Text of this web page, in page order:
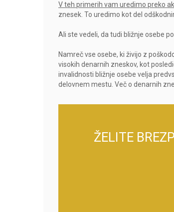
V teh primerih vam uredimo preko
znesek. To uredimo kot del
Ali ste vedeli, da tudi bližnje osebe
Namreč vse osebe, ki živijo z
visokih denarnih zneskov, kot
invalidnosti bližnje osebe velja
delovnem mestu. Več o denarnih
ŽELITE